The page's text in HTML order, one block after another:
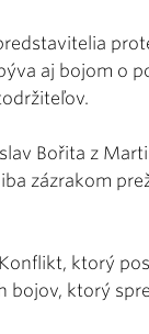
aj bojom o
Bořita z
zázrakom
ktorý
bojov, ktorý